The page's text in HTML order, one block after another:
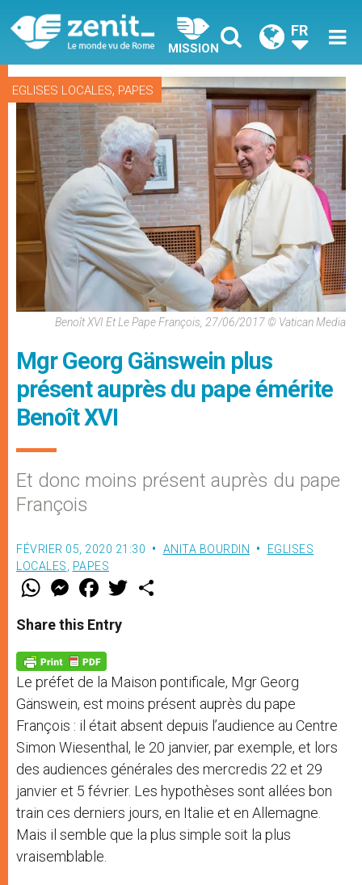
MISSION
FR
EGLISES LOCALES, PAPES
Benoît XVI Et Le Pape François, 27/06/2017 © Vatican Media
Mgr Georg Gänswein plus
présent auprès du pape émérite
Benoît XVI
Et donc moins présent auprès du pape
François
FÉVRIER 05, 2020 21:30 ANITA BOURDIN
EGLISES
LOCALES, PAPES
W
t
s
p
p
M
e
s
e
g
e
r
F
a
e
b
o
k
w
Share this Entry
Le préfet de la Maison pontificale, Mgr Georg
Gänswein, est moins présent auprès du pape
François : il était absent depuis l’audience au Centre
Simon Wiesenthal, le 20 janvier, par exemple, et lors
des audiences générales des mercredis 22 et 29
janvier et 5 février. Les hypothèses sont allées bon
train ces derniers jours, en Italie et en Allemagne.
Mais il semble que la plus simple soit la plus
vraisemblable.